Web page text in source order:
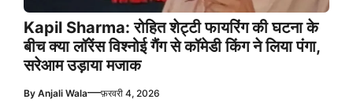
Kapil Sharma: रोहित शेट्टी फायरिंग की घटना के
बीच क्या लॉरेंस विश्नोई गैंग से कॉमेडी किंग ने लिया पंगा,
सरेआम उड़ाया मजाक
By Anjali Wala—फ़रवरी 4, 2026